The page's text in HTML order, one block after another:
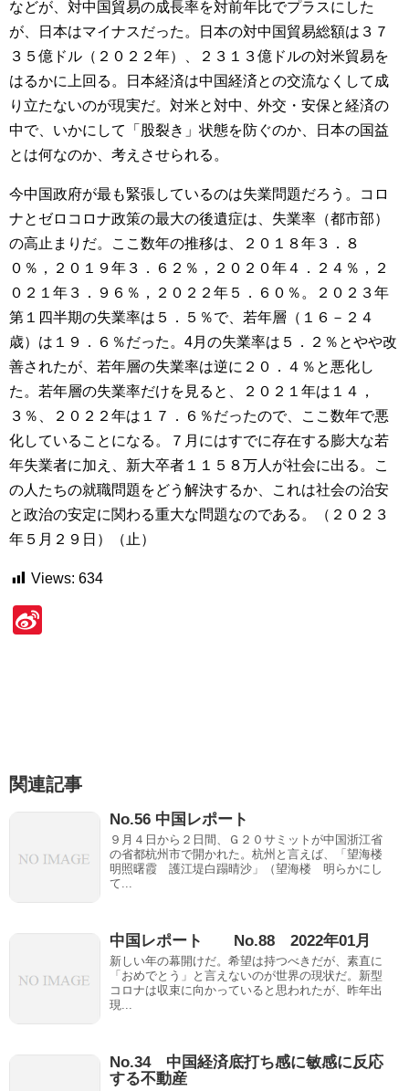
などが、対中国貿易の成長率を対前年比でプラスにした
が、日本はマイナスだった。日本の対中国貿易総額は３７
３５億ドル（２０２２年）、２３１３億ドルの対米貿易を
はるかに上回る。日本経済は中国経済との交流なくして成
り立たないのが現実だ。対米と対中、外交・安保と経済の
中で、いかにして「股裂き」状態を防ぐのか、日本の国益
とは何なのか、考えさせられる。
今中国政府が最も緊張しているのは失業問題だろう。コロ
ナとゼロコロナ政策の最大の後遺症は、失業率（都市部）
の高止まりだ。ここ数年の推移は、２０１８年３．８
０％，２０１９年３．６２％，２０２０年４．２４％，２
０２１年３．９６％，２０２２年５．６０％。２０２３年
第１四半期の失業率は５．５％で、若年層（１６－２４
歳）は１９．６％だった。4月の失業率は５．２％とやや改
善されたが、若年層の失業率は逆に２０．４％と悪化し
た。若年層の失業率だけを見ると、２０２１年は１４，
３％、２０２２年は１７．６％だったので、ここ数年で悪
化していることになる。７月にはすでに存在する膨大な若
年失業者に加え、新大卒者１１５８万人が社会に出る。こ
の人たちの就職問題をどう解決するか、これは社会の治安
と政治の安定に関わる重大な問題なのである。（２０２３
年５月２９日）（止）
Views: 634
b
o
関連記事
No.56 中国レポート
９月４日から２日間、Ｇ２０サミットが中国浙江省
の省都杭州市で開かれた。杭州と言えば、「望海楼
明照曙霞 護江堤白蹋晴沙」（望海楼 明らかにし
て...
中国レポート No.88 2022年01月
新しい年の幕開けだ。希望は持つべきだが、素直に
「おめでとう」と言えないのが世界の現状だ。新型
コロナは収束に向かっていると思われたが、昨年出
現...
No.34 中国経済底打ち感に敏感に反応
する不動産